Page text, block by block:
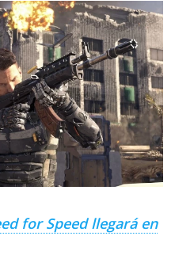
for Speed llegará en